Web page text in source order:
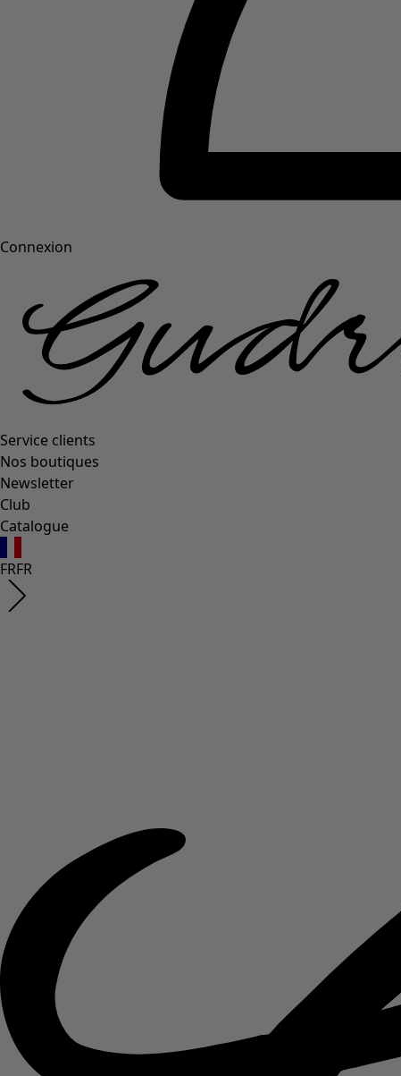
Connexion
Service clients
Nos boutiques
Newsletter
Club
Catalogue
FRFR